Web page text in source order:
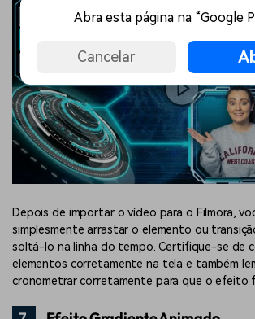
Depois de importar o vídeo para o Filmora,
simplesmente arrastar o elemento ou
soltá-lo na linha do tempo. Certifique-se de
elementos corretamente na tela e também
cronometrar corretamente para que o efeito
Abra esta página na “Google
Cancelar